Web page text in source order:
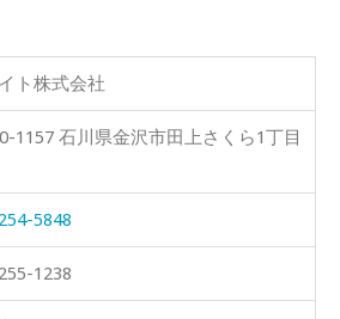
ト株式会社
1157 石川県金沢市田上さくら1丁目
5848
1238